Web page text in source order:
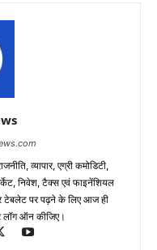
व्यापार, एग्री कमोडिटी,
निवेश, टैक्स एवं फाइनेंशियल
टेबलेट पर पढ़ने के लिए आज ही
ऑन कीजिए।